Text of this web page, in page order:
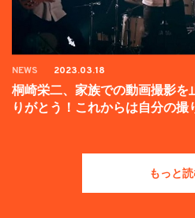
NEWS 2023.03.18
桐崎栄二、家族での動画撮影を
りがとう！これからは自分の撮
もっと